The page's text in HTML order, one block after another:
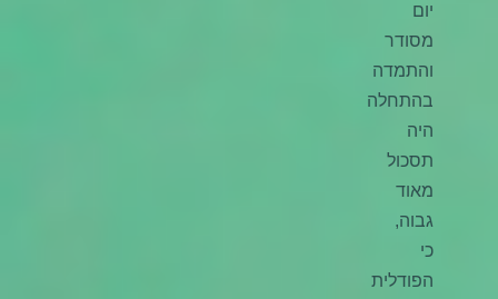
יום
מסודר
והתמדה
בהתחלה
היה
תסכול
מאוד
גבוה,
כי
הפודלית